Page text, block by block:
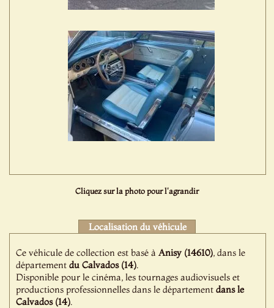
Cliquez sur la photo pour l'agrandir
Localisation du véhicule
Ce véhicule de collection est basé àAnisy (14610), dans le
départementdu Calvados (14).
Disponible pour le cinéma, les tournages audiovisuels et
productions professionnelles dans le départementdans le
Calvados (14).